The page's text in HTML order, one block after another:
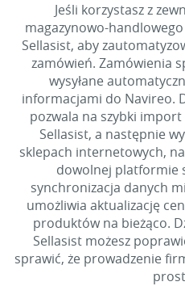
Jeśli korzystasz z
magazynowo-
Sellasist, aby
zamówień. Zamówienia
wysyłane
informacjami do Navireo.
pozwala na szybki
Sellasist, a następnie
sklepach internetowych,
dowolnej platformie
synchronizacja danych
umożliwia aktualizację
produktów na bieżąco.
Sellasist możesz
sprawić, że prowadzenie